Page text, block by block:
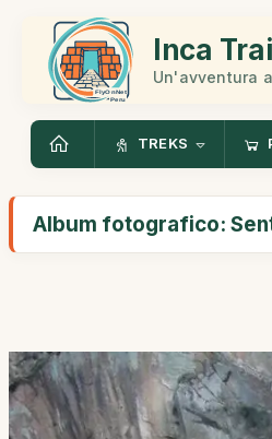
Inca
Un'avventura
TREKS
Album fotografico: